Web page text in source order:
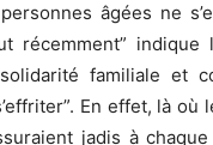
âgées ne
récemment” indique
familiale et
En effet, là où
jadis à